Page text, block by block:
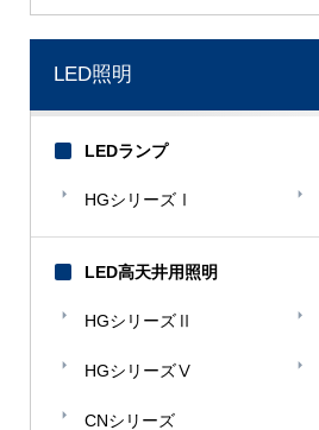
LED照明
LEDランプ
HGシリーズⅠ
LED高天井用照明
HGシリーズⅡ
HGシリーズⅤ
CNシリーズ